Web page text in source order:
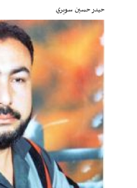
حيدر حسين سويري